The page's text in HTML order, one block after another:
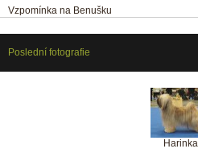
Vzpomínka na Benušku
Poslední fotografie
Harinka